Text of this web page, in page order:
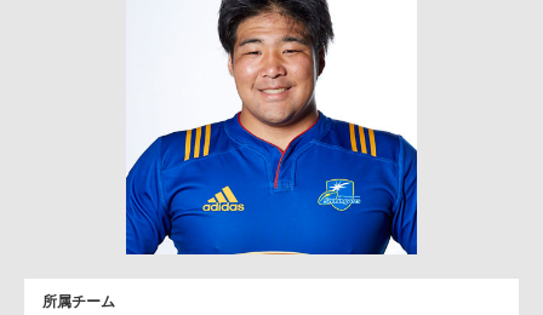
所属チーム